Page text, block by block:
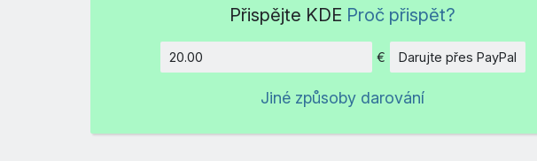
Přispějte KDE Proč přispět?
Částka
€ Darujte přes PayPal
Jiné způsoby darování